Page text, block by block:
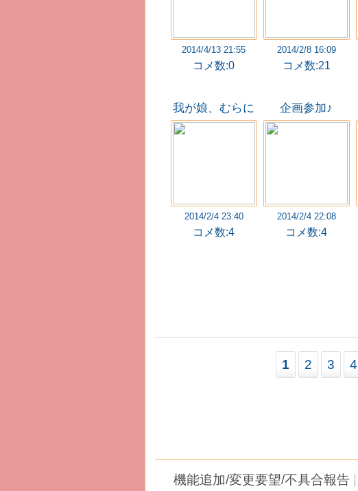
2014/4/13 21:55
コメ数:0
2014/2/8 16:09
コメ数:21
我が娘、むらに
ゃんのポセイド
2014/2/4 23:40
コメ数:4
企画参加♪
2014/2/4 22:08
コメ数:4
1 2 3 4
機能追加/変更要望/不具合報告